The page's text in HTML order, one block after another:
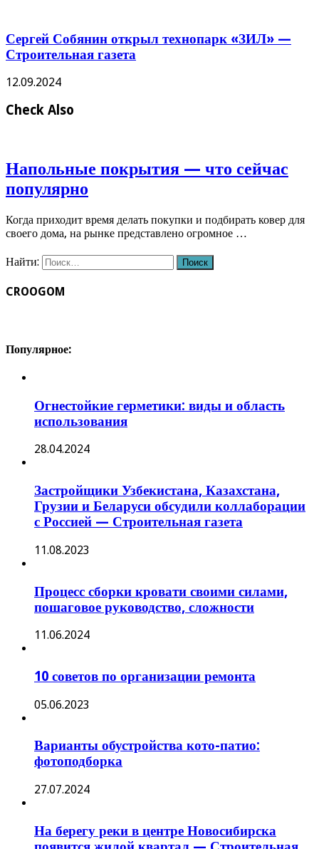
Сергей Собянин открыл технопарк «ЗИЛ» —
Строительная газета
12.09.2024
Check Also
Напольные покрытия — что сейчас
популярно
Когда приходит время делать покупки и подбирать ковер для
своего дома, на рынке представлено огромное …
Найти:
CROOGOM
Популярное:
Огнестойкие герметики: виды и область
использования
28.04.2024
Застройщики Узбекистана, Казахстана,
Грузии и Беларуси обсудили коллаборации
с Россией — Строительная газета
11.08.2023
Процесс сборки кровати своими силами,
пошаговое руководство, сложности
11.06.2024
10 советов по организации ремонта
05.06.2023
Варианты обустройства кото-патио:
фотоподборка
27.07.2024
На берегу реки в центре Новосибирска